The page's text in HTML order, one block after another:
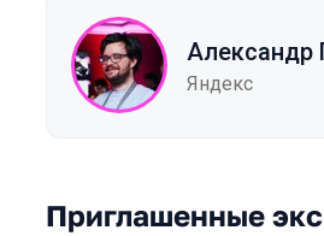
Александр
Яндекс
Приглашенные